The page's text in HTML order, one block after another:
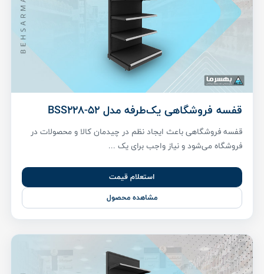
قفسه فروشگاهی یک‌طرفه مدل BSS228-52
قفسه فروشگاهی باعث ایجاد نظم در چیدمان کالا و محصولات در
فروشگاه می‌شود و نیاز واجب برای یک ...
استعلام قیمت
مشاهده محصول